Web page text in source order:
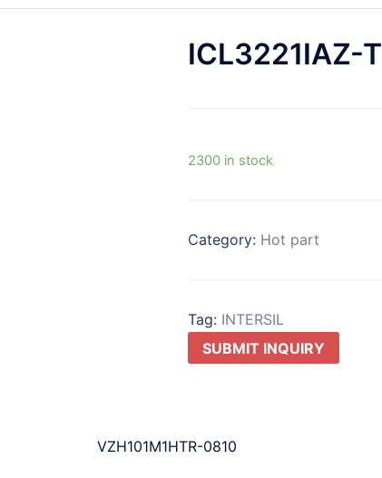
ICL3221IAZ-T
2300 in stock
Category: Hot part
Tag: INTERSIL
SUBMIT INQUIRY
VZH101M1HTR-0810